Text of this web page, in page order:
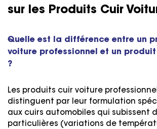
sur les Produits Cuir
Quelle est la différence entre un
voiture professionnel et un
?
Les produits cuir voiture
distinguent par leur formulation
aux cuirs automobiles qui subissent
particulières (variations de